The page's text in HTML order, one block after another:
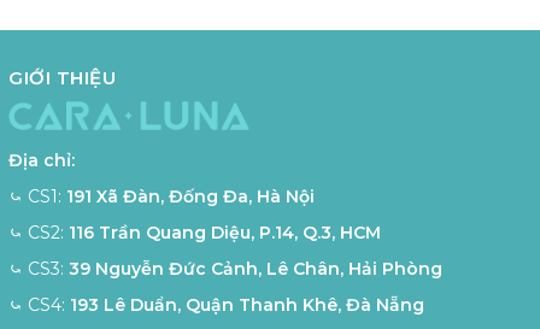
GIỚI THIỆU
Địa chỉ:
⤿ CS1: 191 Xã Đàn, Đống Đa, Hà Nội
⤿ CS2: 116 Trần Quang Diệu, P.14, Q.3, HCM
⤿ CS3: 39 Nguyễn Đức Cảnh, Lê Chân, Hải Phòng
⤿ CS4: 193 Lê Duẩn, Quận Thanh Khê, Đà Nẵng